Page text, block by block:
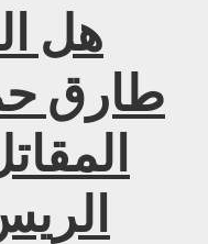
هل
طارق